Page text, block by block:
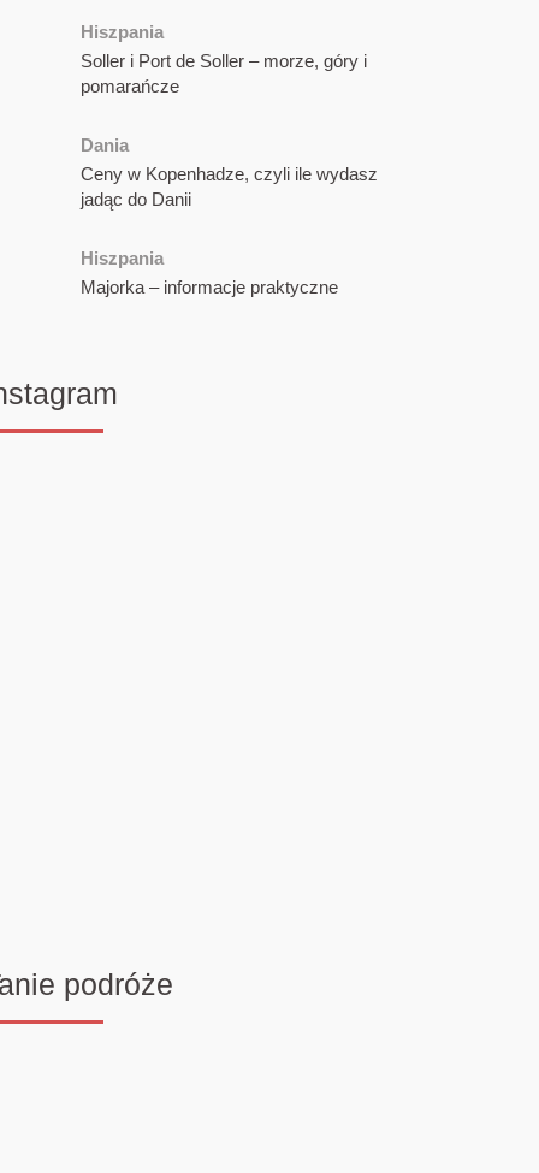
Hiszpania
Soller i Port de Soller – morze, góry i
pomarańcze
Dania
Ceny w Kopenhadze, czyli ile wydasz
jadąc do Danii
Hiszpania
Majorka – informacje praktyczne
podróże